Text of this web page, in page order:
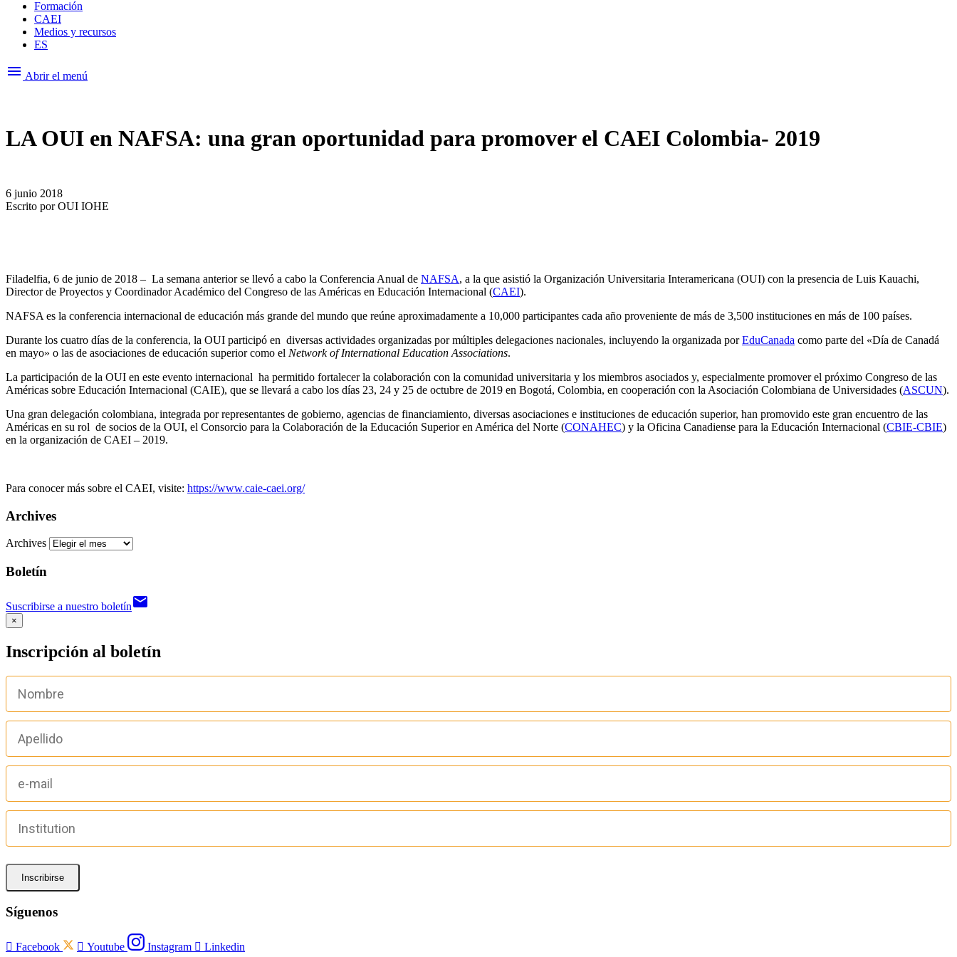
Formación
CAEI
Medios y recursos
ES
menu Abrir el menú
LA OUI en NAFSA: una gran oportunidad para promover el CAEI Colombia- 2019
6 junio 2018
Escrito porOUI IOHE
Filadelfia, 6 de junio de 2018 – La semana anterior se llevó a cabo la Conferencia Anual de NAFSA, a la que asistió la Organización Universitaria Interamericana (OUI) con la presencia de Luis Kauachi,
Director de Proyectos y Coordinador Académico del Congreso de las Américas en Educación Internacional (CAEI).
NAFSA es la conferencia internacional de educación más grande del mundo que reúne aproximadamente a 10,000 participantes cada año proveniente de más de 3,500 instituciones en más de 100 países.
Durante los cuatro días de la conferencia, la OUI participó en diversas actividades organizadas por múltiples delegaciones nacionales, incluyendo la organizada porEduCanada como parte del «Día de Canadá
en mayo» o las de asociaciones de educación superior como el Network of International Education Associations.
La participación de la OUI en este evento internacional ha permitido fortalecer la colaboración con la comunidad universitaria y los miembros asociados y, especialmente promover el próximo Congreso de las
Américas sobre Educación Internacional (CAIE), que se llevará a cabo los días 23, 24 y 25 de octubre de 2019 en Bogotá, Colombia, en cooperación con la Asociación Colombiana de Universidades (ASCUN).
Una gran delegación colombiana, integrada por representantes de gobierno, agencias de financiamiento, diversas asociaciones e instituciones de educación superior, han promovido este gran encuentro de las
Américas en su rol de socios de la OUI, el Consorcio para la Colaboración de la Educación Superior en América del Norte (CONAHEC) y la Oficina Canadiense para la Educación Internacional (CBIE-CBIE)
en la organización de CAEI – 2019.
Para conocer más sobre el CAEI, visite: https://www.caie-caei.org/
Archives
Archives
Boletín
Suscribirse a nuestro boletínemail
×
Inscripción al boletín
Inscribirse
Síguenos
 Facebook  Youtube Instagram  Linkedin